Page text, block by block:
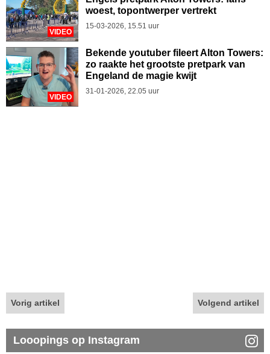
VIDEO
woest, topontwerper vertrekt
15-03-2026, 15.51 uur
VIDEO
Bekende youtuber fileert Alton Towers:
zo raakte het grootste pretpark van
Engeland de magie kwijt
31-01-2026, 22.05 uur
Vorig artikel Volgend artikel
Looopings op Instagram